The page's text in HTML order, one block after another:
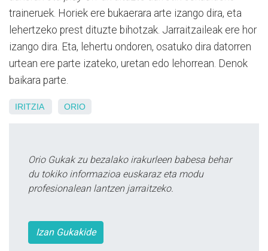
traineruek. Horiek ere bukaerara arte izango dira, eta
lehertzeko prest dituzte bihotzak. Jarraitzaileak ere hor
izango dira. Eta, lehertu ondoren, osatuko dira datorren
urtean ere parte izateko, uretan edo lehorrean. Denok
baikara parte.
IRITZIA ORIO
Orio Gukak zu bezalako irakurleen babesa behar
du tokiko informazioa euskaraz eta modu
profesionalean lantzen jarraitzeko.
Izan Gukakide